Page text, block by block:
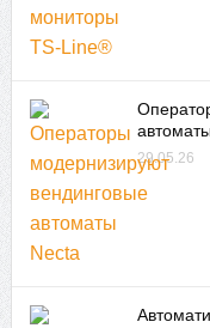
29.05.26